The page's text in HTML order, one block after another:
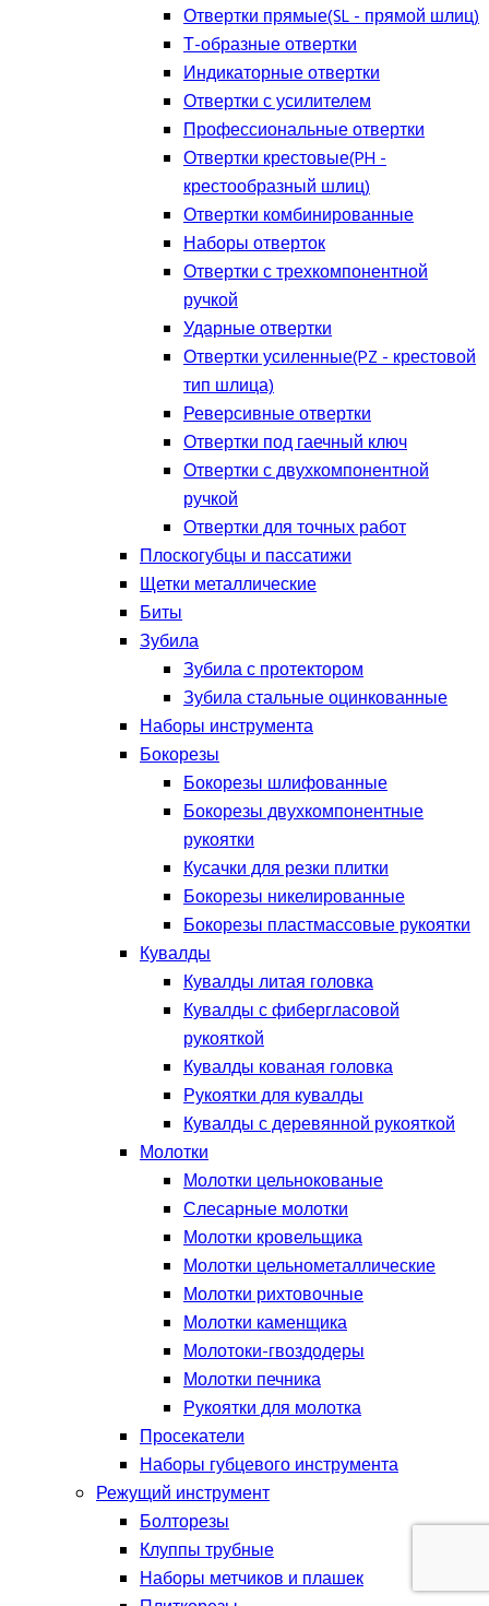
Отвертки прямые(SL - прямой шлиц)
Т-образные отвертки
Индикаторные отвертки
Отвертки с усилителем
Профессиональные отвертки
Отвертки крестовые(PH -
крестообразный шлиц)
Отвертки комбинированные
Наборы отверток
Отвертки с трехкомпонентной
ручкой
Ударные отвертки
Отвертки усиленные(PZ - крестовой
тип шлица)
Реверсивные отвертки
Отвертки под гаечный ключ
Отвертки с двухкомпонентной
ручкой
Отвертки для точных работ
Плоскогубцы и пассатижи
Щетки металлические
Биты
Зубила
Зубила с протектором
Зубила стальные оцинкованные
Наборы инструмента
Бокорезы
Бокорезы шлифованные
Бокорезы двухкомпонентные
рукоятки
Кусачки для резки плитки
Бокорезы никелированные
Бокорезы пластмассовые рукоятки
Кувалды
Кувалды литая головка
Кувалды с фибергласовой
рукояткой
Кувалды кованая головка
Рукоятки для кувалды
Кувалды с деревянной рукояткой
Молотки
Молотки цельнокованые
Слесарные молотки
Молотки кровельщика
Молотки цельнометаллические
Молотки рихтовочные
Молотки каменщика
Молотоки-гвоздодеры
Молотки печника
Рукоятки для молотка
Просекатели
Наборы губцевого инструмента
Режущий инструмент
Болторезы
Клуппы трубные
Наборы метчиков и плашек